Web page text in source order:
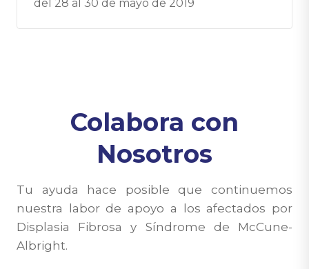
del 28 al 30 de mayo de 2019
Colabora con
Nosotros
Tu ayuda hace posible que continuemos
nuestra labor de apoyo a los afectados por
Displasia Fibrosa y Síndrome de McCune-
Albright.